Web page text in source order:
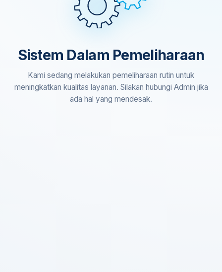
Sistem Dalam Pemeliharaan
Kami sedang melakukan pemeliharaan rutin untuk
meningkatkan kualitas layanan. Silakan hubungi Admin jika
ada hal yang mendesak.